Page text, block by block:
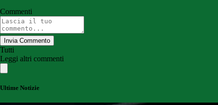
Commenti
Invia Commento
Tutti
Leggi altri commenti
Ultime Notizie